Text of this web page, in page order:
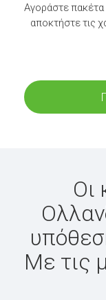
Αγοράστε
αποκτήστε τις
Οι
Με τις